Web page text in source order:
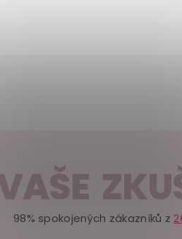
98% spokojených zákazníků z